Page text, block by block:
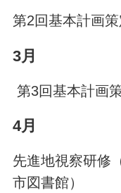
第2回基本計画
3月
第3回基本計画
4月
先進地視察研修
市図書館）